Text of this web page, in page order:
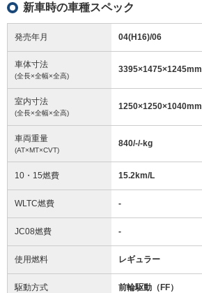
新車時の車種スペック
発売年月 04(H16)/06
車体寸法
(全長×全幅×全高)
3395×1475×1245mm
室内寸法
(全長×全幅×全高)
1250×1250×1040mm
車両重量
(AT×MT×CVT)
840/-/-kg
10・15燃費 15.2km/L
WLTC燃費 -
JC08燃費 -
使用燃料 レギュラー
駆動方式 前輪駆動（FF）